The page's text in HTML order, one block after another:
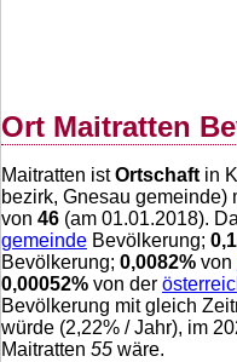
Ort Maitratten
Maitratten istOrtschaft in
bezirk, Gnesau gemeinde)
von 46 (am 01.01.2018).
gemeinde Bevölkerung;
Bevölkerung; 0,0082% von
0,00052% von der
Bevölkerung mit gleich
würde (2,22% / Jahr), im
Maitratten 55 wäre.